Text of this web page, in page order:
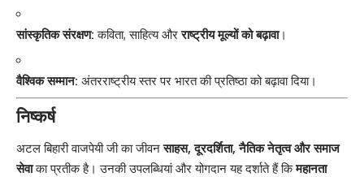
सांस्कृतिक संरक्षण: कविता, साहित्य औरराष्ट्रीय मूल्यों को बढ़ावा।
वैश्विक सम्मान: अंतरराष्ट्रीय स्तर पर भारत की प्रतिष्ठा को बढ़ावा दिया।
निष्कर्ष
अटल बिहारी वाजपेयी जी का जीवनसाहस, दूरदर्शिता, नैतिक नेतृत्व और समाज
सेवाका प्रतीक है। उनकी उपलब्धियां और योगदान यह दर्शाते हैं किमहानता